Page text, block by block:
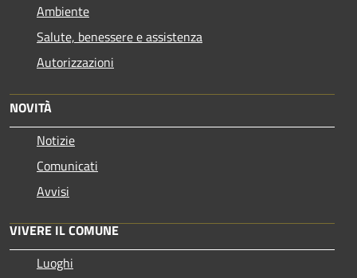
Ambiente
Salute, benessere e assistenza
Autorizzazioni
NOVITÀ
Notizie
Comunicati
Avvisi
VIVERE IL COMUNE
Luoghi